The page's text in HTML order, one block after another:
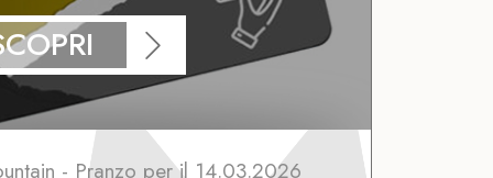
- Pranzo per il 14.03.2026